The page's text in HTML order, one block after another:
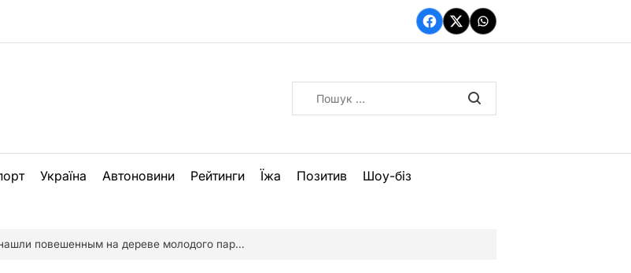
Facebook
TwitterWhatsApp
Україна Автоновини Рейтинги Їжа Позитив Шоу-біз
повешенным на дереве молодого парня